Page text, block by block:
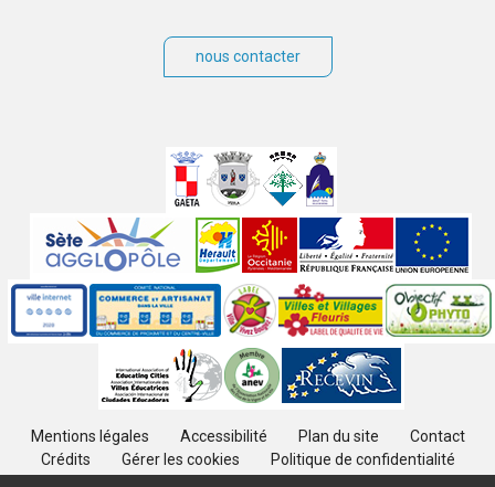
nous contacter
partenaires
Labels
Mentions légales Accessibilité Plan du site
Contact
Crédits
Gérer les cookies Politique de confidentialité